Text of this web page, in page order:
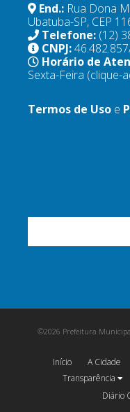
End.: Rua Dona
Ubatuba-SP, CEP
Telefone: (12)
CNPJ:
Horário de
Sexta-Feira (clique-
Termos de Uso e
©2026 Prefeitura
Início A Cidade
Transparência
Diário